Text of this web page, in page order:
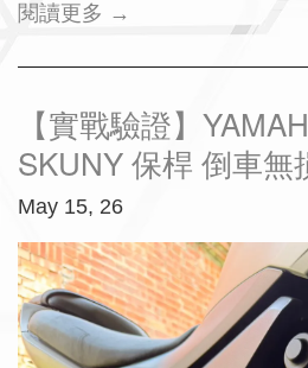
閱讀更多 →
【實戰驗證】
SKUNY 保桿 倒車無
May 15, 26